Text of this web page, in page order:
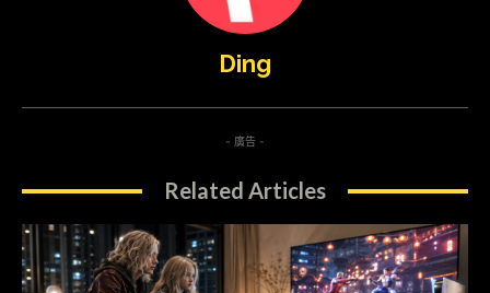
Ding
- 廣告 -
Related Articles